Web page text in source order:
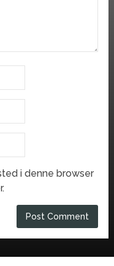
i denne browser